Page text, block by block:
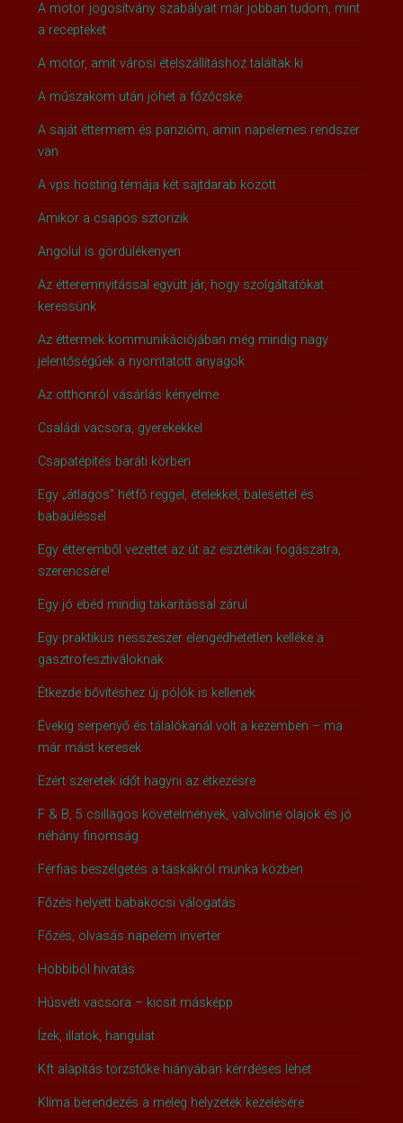
A motor jogosítvány szabályait már jobban tudom, mint
a recepteket
A motor, amit városi ételszállításhoz találtak ki
A műszakom után jöhet a főzőcske
A saját éttermem és panzióm, amin napelemes rendszer
van
A vps hosting témája két sajtdarab között
Amikor a csapos sztorizik
Angolul is gördülékenyen
Az étteremnyitással együtt jár, hogy szolgáltatókat
keressünk
Az éttermek kommunikációjában még mindig nagy
jelentőségűek a nyomtatott anyagok
Az otthonról vásárlás kényelme
Családi vacsora, gyerekekkel
Csapatépítés baráti körben
Egy „átlagos” hétfő reggel, ételekkel, balesettel és
babaüléssel
Egy étteremből vezettet az út az esztétikai fogászatra,
szerencsére!
Egy jó ebéd mindig takarítással zárul
Egy praktikus nesszeszer elengedhetetlen kelléke a
gasztrofesztiváloknak
Étkezde bővítéshez új pólók is kellenek
Évekig serpenyő és tálalókanál volt a kezemben – ma
már mást keresek
Ezért szeretek időt hagyni az étkezésre
F & B, 5 csillagos követelmények, valvoline olajok és jó
néhány finomság
Férfias beszélgetés a táskákról munka közben
Főzés helyett babakocsi válogatás
Főzés, olvasás napelem inverter
Hobbiból hivatás
Húsvéti vacsora – kicsit másképp
Ízek, illatok, hangulat
Kft alapítás törzstőke hiányában kérrdéses lehet
Klíma berendezés a meleg helyzetek kezelésére